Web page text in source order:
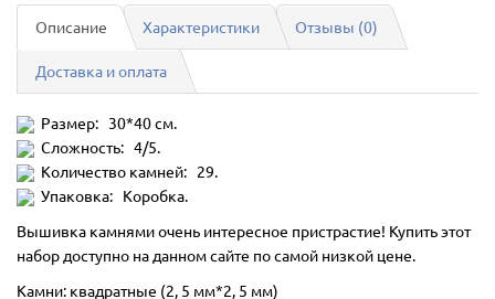
Описание Характеристики Отзывы (0)
Доставка и оплата
Размер: 30*40 см.
Сложность: 4/5.
Количество камней: 29.
Упаковка: Коробка.
Вышивка камнями очень интересное пристрастие! Купить этот
набор доступно на данном сайте по самой низкой цене.
Камни: квадратные (2, 5 мм*2, 5 мм)